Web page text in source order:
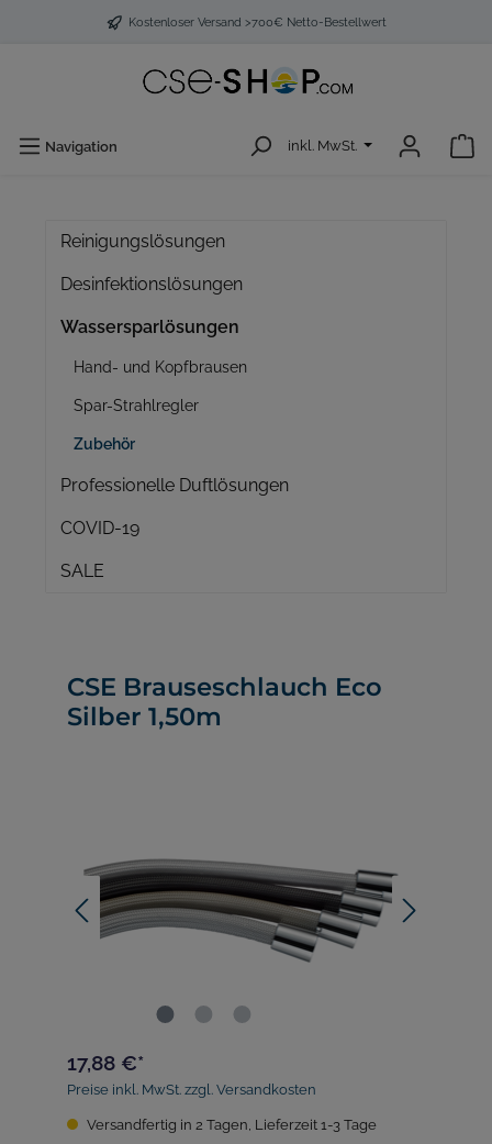
Kostenloser Versand >700€ Netto-Bestellwert
Navigation inkl. MwSt.
Reinigungslösungen
Desinfektionslösungen
Wassersparlösungen
Hand- und Kopfbrausen
Spar-Strahlregler
Zubehör
Professionelle Duftlösungen
COVID-19
SALE
CSE Brauseschlauch Eco
Silber 1,50m
17,88 €*
Preise inkl. MwSt. zzgl. Versandkosten
Versandfertig in 2 Tagen, Lieferzeit 1-3 Tage